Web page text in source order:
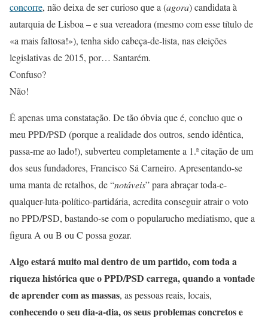
concorre, não deixa de ser curioso que a (agora) candidata à
autarquia de Lisboa – e sua vereadora (mesmo com esse título de
«a mais faltosa!»), tenha sido cabeça-de-lista, nas eleições
legislativas de 2015, por… Santarém.
Confuso?
Não!
É apenas uma constatação. De tão óbvia que é, concluo que o
meu PPD/PSD (porque a realidade dos outros, sendo idêntica,
passa-me ao lado!), subverteu completamente a 1.ª citação de um
dos seus fundadores, Francisco Sá Carneiro. Apresentando-se
uma manta de retalhos, de “notáveis” para abraçar toda-e-
qualquer-luta-político-partidária, acredita conseguir atrair o voto
no PPD/PSD, bastando-se com o popularucho mediatismo, que a
figura A ou B ou C possa gozar.
Algo estará muito mal dentro de um partido, com toda a
riqueza histórica que o PPD/PSD carrega, quando a vontade
de aprender com as massas, as pessoas reais, locais,
conhecendo o seu dia-a-dia, os seus problemas concretos e